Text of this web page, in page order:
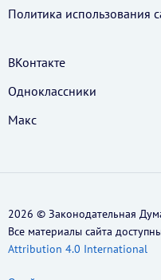
Политика использования
ВКонтакте
Одноклассники
Макс
2026 © Законодательная
Все материалы сайта
Attribution 4.0 International